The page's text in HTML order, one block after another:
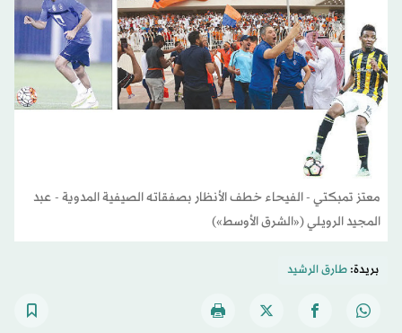
معتز تمبكتي - الفيحاء خطف الأنظار بصفقاته الصيفية المدوية - عبد
المجيد الرويلي («الشرق الأوسط»)
بريدة:طارق الرشيد